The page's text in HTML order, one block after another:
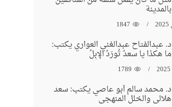
بالمدينة
1847
د. عبدالفتاح عبدالغني العواري يكتب:
ما هكذا يا سعدُ تُورَدُ الإبِلُ
1789
د. محمد سالم أبو عاصي يكتب: سعد
هلالي والخلل المنهجي